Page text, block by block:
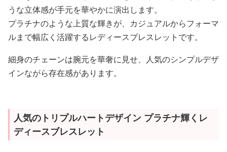
うな立体感が手元を華やかに演出します。
プラチナのような上質な輝きが、カジュアルからフォーマ
ルまで幅広く活躍するレディースブレスレットです。
細身のチェーンは腕元を華奢に見せ、人気のシンプルデザ
インながら存在感があります。
人気のトリプルハートデザイン プラチナ輝くレ
ディースブレスレット